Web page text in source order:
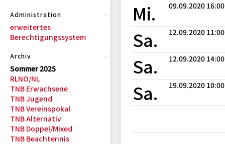
Administration
erweitertes
Berechtigungssystem
Archiv
Sommer 2025
RLNO/NL
TNB Erwachsene
TNB Jugend
TNB Vereinspokal
TNB Alternativ
TNB Doppel/Mixed
TNB Beachtennis
Mi. 09.09.2020 16:00
Sa. 12.09.2020 11:00
Sa. 12.09.2020 14:00
Sa. 19.09.2020 10:00